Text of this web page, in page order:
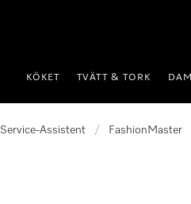
KÖKET TVÄTT & TORK
Service-Assistent / FashionMaster